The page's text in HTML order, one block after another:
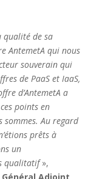
qualité de sa
AntemetA qui nous
souverain qui
de PaaS et IaaS,
d’AntemetA a
points en
Au regard
prêts à
un
qualitatif»,